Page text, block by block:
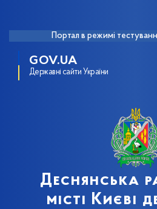
Портал в режимі
GOV.UA
Державні сайти України
Деснянська
місті Києві